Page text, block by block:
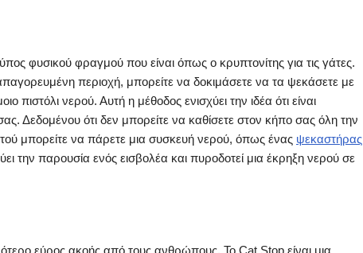
φυσικού φραγμού που είναι όπως ο κρυπτονίτης για τις γάτες.
περιοχή, μπορείτε να δοκιμάσετε να τα ψεκάσετε με
πιστόλι νερού. Αυτή η μέθοδος ενισχύει την ιδέα ότι είναι
Δεδομένου ότι δεν μπορείτε να καθίσετε στον κήπο σας όλη την
μπορείτε να πάρετε μια συσκευή νερού, όπως ένας ψεκαστήρας
την παρουσία ενός εισβολέα και πυροδοτεί μια έκρηξη νερού σε